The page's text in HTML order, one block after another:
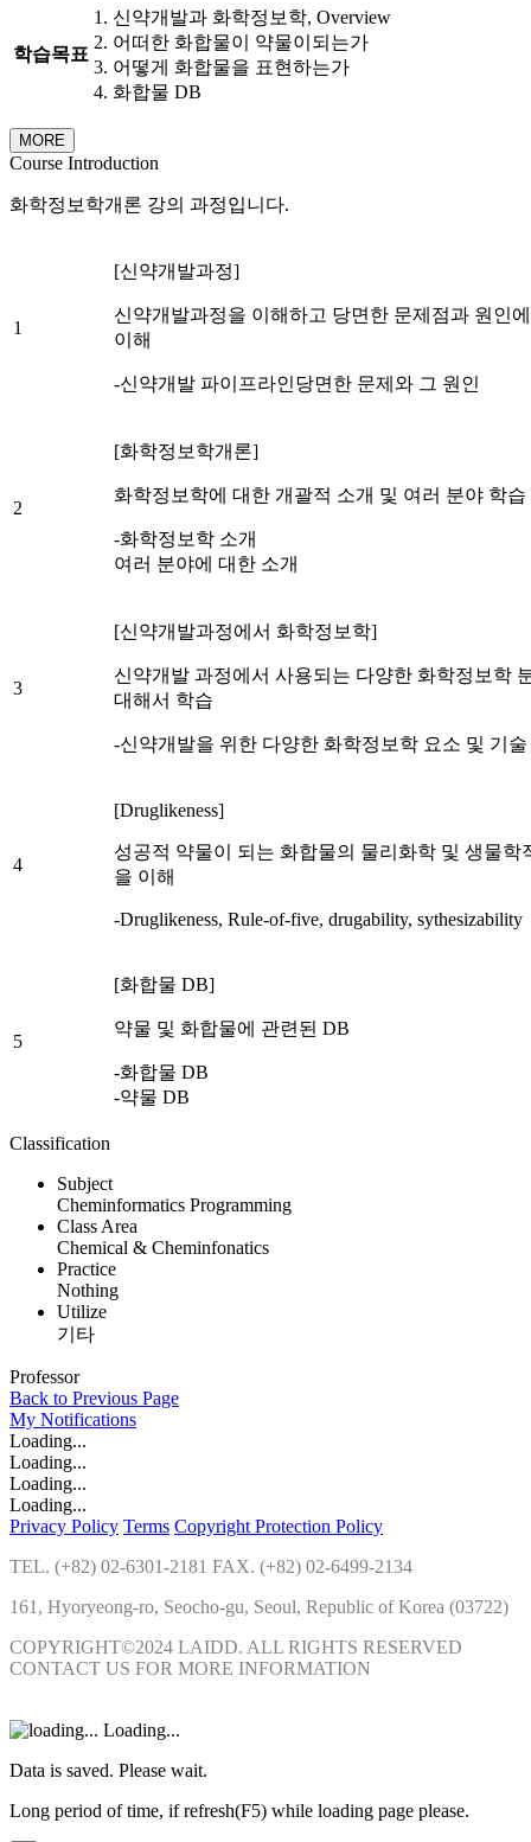
학습목표
1. 신약개발과 화학정보학, Overview
2. 어떠한 화합물이 약물이되는가
3. 어떻게 화합물을 표현하는가
4. 화합물 DB
MORE
Course Introduction
화학정보학개론 강의 과정입니다.
1
[신약개발과정]
신약개발과정을 이해하고 당면한 문제점과 원인
이해
-신약개발 파이프라인당면한 문제와 그 원인
2
[화학정보학개론]
화학정보학에 대한 개괄적 소개 및 여러 분야 학습
-화학정보학 소개
여러 분야에 대한 소개
3
[신약개발과정에서 화학정보학]
신약개발 과정에서 사용되는 다양한 화학정보학
대해서 학습
-신약개발을 위한 다양한 화학정보학 요소 및 기술
4
[Druglikeness]
성공적 약물이 되는 화합물의 물리화학 및 생물학
을 이해
-Druglikeness, Rule-of-five, drugability, sythesizability
5
[화합물 DB]
약물 및 화합물에 관련된 DB
-화합물 DB
-약물 DB
Classification
Subject
Cheminformatics Programming
Class Area
Chemical & Cheminfonatics
Practice
Nothing
Utilize
기타
Professor
Back to Previous Page
My Notifications
Loading...
Loading...
Loading...
Loading...
Privacy Policy Terms Copyright Protection Policy
TEL. (+82) 02-6301-2181 FAX. (+82) 02-6499-2134
161, Hyoryeong-ro, Seocho-gu, Seoul, Republic of Korea (03722)
COPYRIGHT©2024 LAIDD. ALL RIGHTS RESERVED
CONTACT US FOR MORE INFORMATION
Loading...
Data is saved. Please wait.
Long period of time, if refresh(F5) while loading page please.